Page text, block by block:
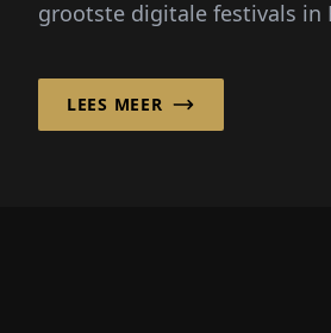
grootste digitale festivals in
plan.
LEES MEER